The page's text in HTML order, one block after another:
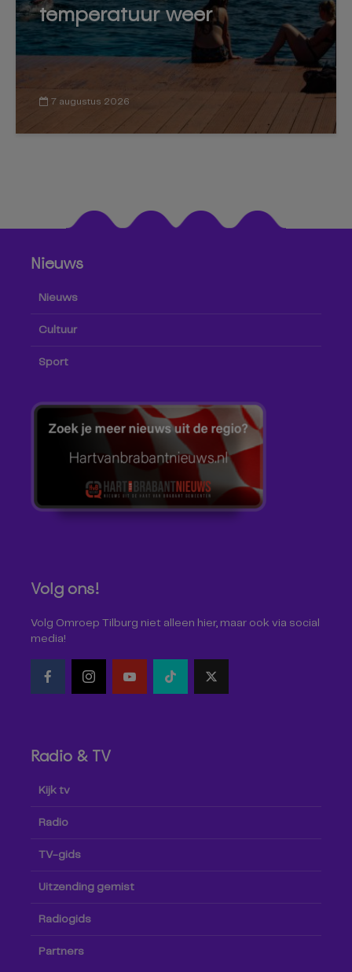
temperatuur weer
7 augustus 2026
Nieuws
Nieuws
Cultuur
Sport
Volg ons!
Volg Omroep Tilburg niet alleen hier, maar ook via social
media!
Radio & TV
Kijk tv
Radio
TV-gids
Uitzending gemist
Radiogids
Partners